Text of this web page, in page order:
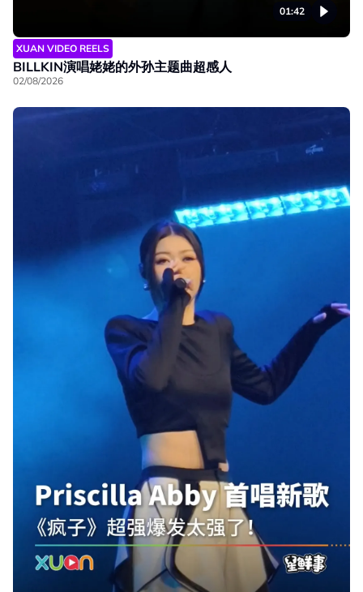
01:42
XUAN VIDEO REELS
BILLKIN演唱姥姥的外孙主题曲超感人
02/08/2026